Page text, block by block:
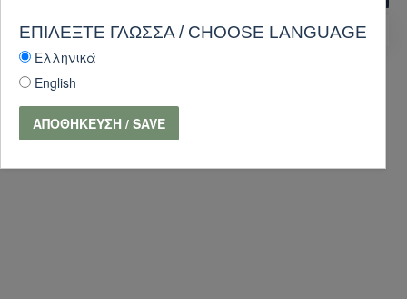
ΑΓΟΡΑ Κάντε ερώτηση
ΕΠΙΛΈΞΤΕ ΓΛΏΣΣΑ / CHOOSE LANGUAGE
Ελληνικά
English
ΑΠΟΘΉΚΕΥΣΗ / SAVE